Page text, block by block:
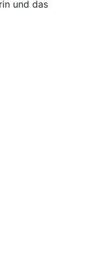
und das